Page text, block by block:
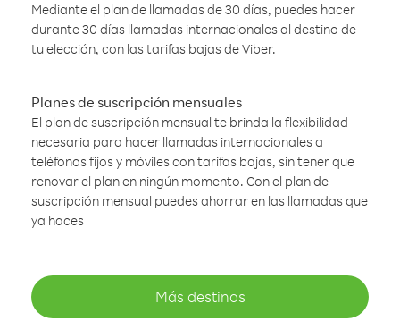
Mediante el plan de llamadas de 30 días, puedes hacer
durante 30 días llamadas internacionales al destino de
tu elección, con las tarifas bajas de Viber.
Planes de suscripción mensuales
El plan de suscripción mensual te brinda la flexibilidad
necesaria para hacer llamadas internacionales a
teléfonos fijos y móviles con tarifas bajas, sin tener que
renovar el plan en ningún momento. Con el plan de
suscripción mensual puedes ahorrar en las llamadas que
ya haces
Más destinos